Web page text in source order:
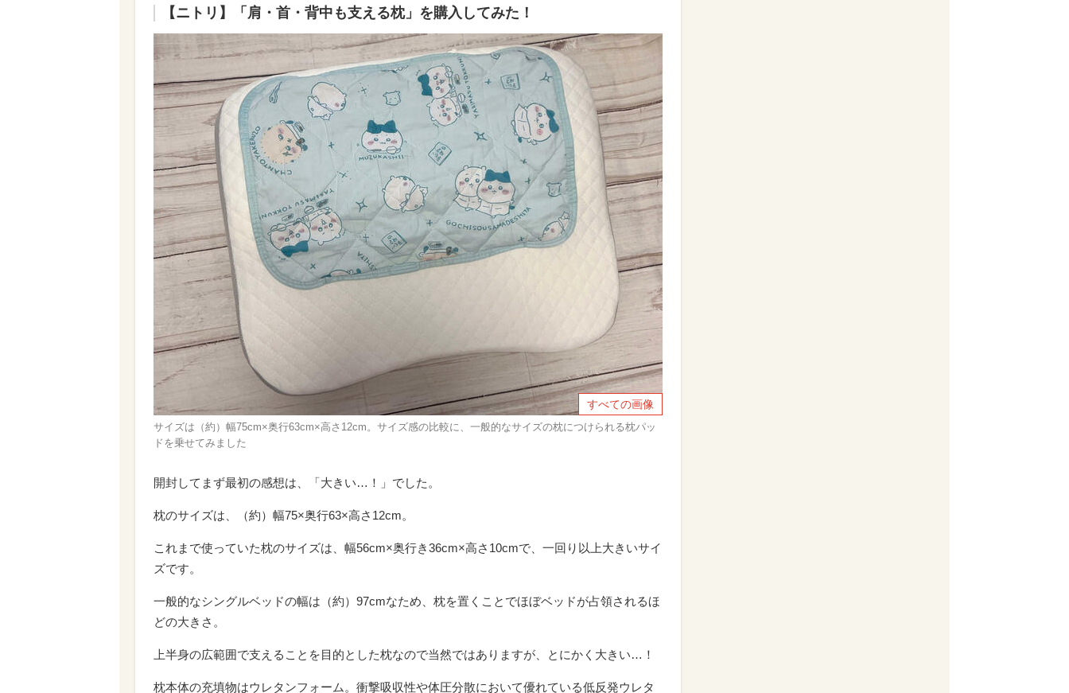
【ニトリ】「肩・首・背中も支える枕」を購入してみた！
すべての画像
サイズは（約）幅75cm×奥行63cm×高さ12cm。サイズ感の比較に、一般的なサイズの枕につけられる枕パッ
ドを乗せてみました
開封してまず最初の感想は、「大きい…！」でした。
枕のサイズは、（約）幅75×奥行63×高さ12cm。
これまで使っていた枕のサイズは、幅56cm×奥行き36cm×高さ10cmで、一回り以上大きいサイ
ズです。
一般的なシングルベッドの幅は（約）97cmなため、枕を置くことでほぼベッドが占領されるほ
どの大きさ。
上半身の広範囲で支えることを目的とした枕なので当然ではありますが、とにかく大きい…！
枕本体の充填物はウレタンフォーム。衝撃吸収性や体圧分散において優れている低反発ウレタ